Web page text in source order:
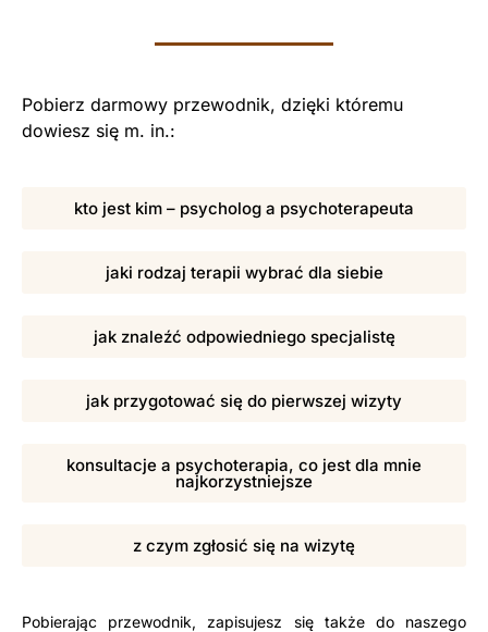
Pobierz darmowy przewodnik, dzięki któremu
dowiesz się m. in.:
kto jest kim – psycholog a psychoterapeuta
jaki rodzaj terapii wybrać dla siebie
jak znaleźć odpowiedniego specjalistę
jak przygotować się do pierwszej wizyty
konsultacje a psychoterapia, co jest dla mnie
najkorzystniejsze
z czym zgłosić się na wizytę
Pobierając przewodnik, zapisujesz się także do naszego